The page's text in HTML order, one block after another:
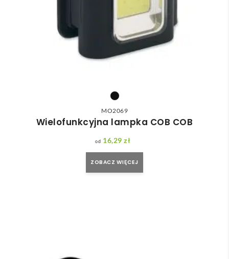
MO2069
Wielofunkcyjna lampka COB COB
16,29zł
ZOBACZ WIĘCEJ